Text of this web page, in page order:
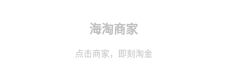
海淘商家
点击商家，即刻淘金